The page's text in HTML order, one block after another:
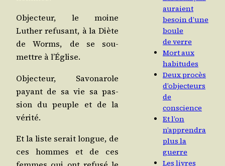
Objec­teur, le moine
Luther refu­sant, à la Diète
de Worms, de se sou­
mettre à l’Église.
Objec­teur, Savo­na­role
payant de sa vie sa pas­
sion du peuple et de la
vérité.
Et la liste serait longue, de
ces hommes et de ces
auraient
besoin d’une
boule
de verre
Mort aux
habitudes
Deux procès
d’objecteurs
de
conscience
Et l’on
n’apprendra
plus la
guerre
Les livres